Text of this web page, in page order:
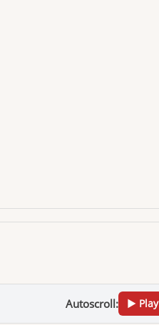
Autoscroll: ▶ Play